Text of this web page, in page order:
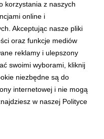
się w gronie laureatów
największe,
gospodarczo
korzystania z naszych
online i
Akceptując nasze pliki
oraz funkcje mediów
reklamy i ulepszony
swoimi wyborami, kliknij
niezbędne są do
internetowej i nie mogą
w naszej Polityce